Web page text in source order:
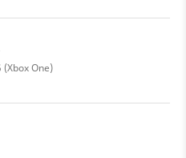
(Xbox One)